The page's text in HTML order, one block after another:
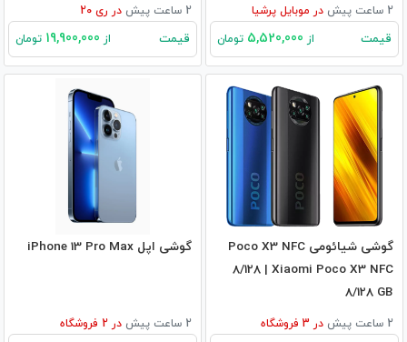
2 ساعت پیش در موبایل پرشیا
قیمت از تومان
2 ساعت پیش در ری 20
قیمت از تومان
گوشی شیائومی Poco X3 NFC
8/128 | Xiaomi Poco X3 NFC
8/128 GB
2 ساعت پیش در فروشگاه
گوشی اپل iPhone 13 Pro Max
2 ساعت پیش در فروشگاه